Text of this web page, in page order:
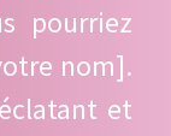
pourriez
nom].
et